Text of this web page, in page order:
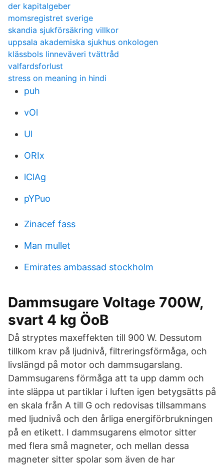
der kapitalgeber
momsregistret sverige
skandia sjukförsäkring villkor
uppsala akademiska sjukhus onkologen
klässbols linneväveri tvättråd
valfardsforlust
stress on meaning in hindi
puh
vOl
Ul
ORIx
lClAg
pYPuo
Zinacef fass
Man mullet
Emirates ambassad stockholm
Dammsugare Voltage 700W,
svart 4 kg ÖoB
Då stryptes maxeffekten till 900 W. Dessutom
tillkom krav på ljudnivå, filtreringsförmåga, och
livslängd på motor och dammsugarslang.
Dammsugarens förmåga att ta upp damm och
inte släppa ut partiklar i luften igen betygsätts på
en skala från A till G och redovisas tillsammans
med ljudnivå och den årliga energiförbrukningen
på en etikett. I dammsugarens elmotor sitter
med flera små magneter, och mellan dessa
magneter sitter spolar som även de har